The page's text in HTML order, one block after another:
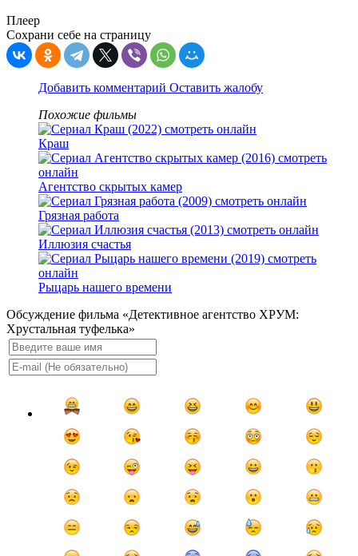
Плеер
Сохрани себе на страницу
Добавить комментарий Оставить жалобу
Похожие фильмы
Краш
Агентство скрытых камер
Грязная работа
Иллюзия счастья
Рыцарь нашего времени
Обсуждение фильма «Детективное агентство ХРУМ:
Хрустальная туфелька»